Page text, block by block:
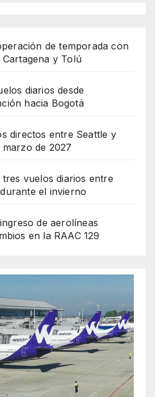
de temporada con
y Tolú
diarios desde
hacia Bogotá
directos entre Seattle y
de 2027
vuelos diarios entre
el invierno
de aerolíneas
en la RAAC 129